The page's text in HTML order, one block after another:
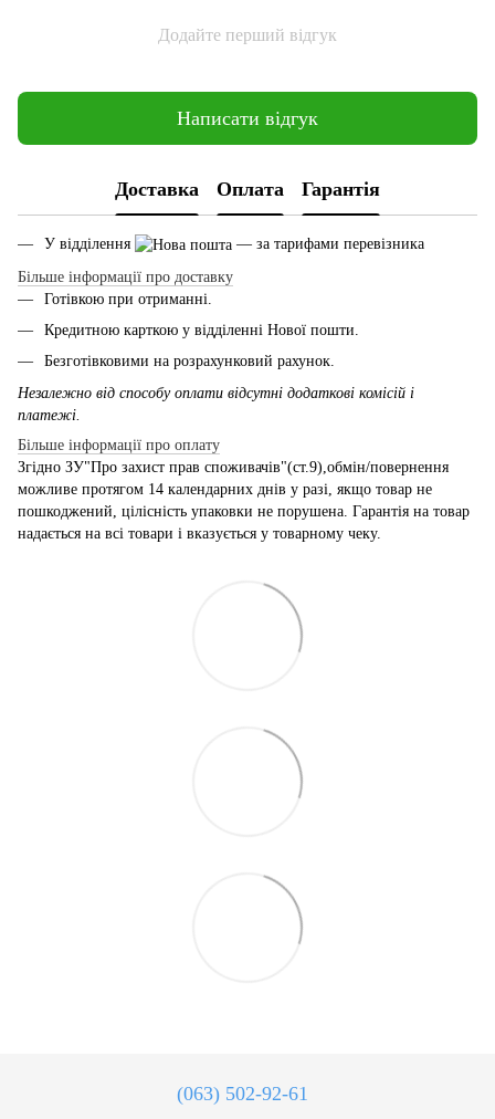
Додайте перший відгук
Написати відгук
Доставка Оплата Гарантія
У відділення
— за тарифами перевізника
Більше інформації про доставку
Готівкою при отриманні.
Кредитною карткою у відділенні Нової пошти.
Безготівковими на розрахунковий рахунок.
Незалежно від способу оплати відсутні додаткові комісій і
платежі.
Більше інформації про оплату
Згідно ЗУ"Про захист прав споживачів"(ст.9),обмін/повернення
можливе протягом 14 календарних днів у разі, якщо товар не
пошкоджений, цілісність упаковки не порушена. Гарантія на товар
надається на всі товари і вказується у товарному чеку.
(063) 502-92-61